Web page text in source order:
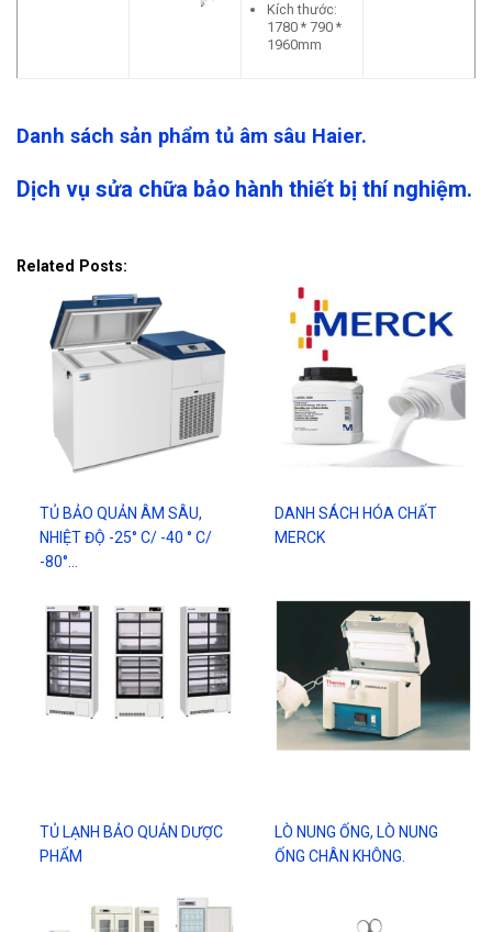
Kích thước:
1780 * 790 *
1960mm
Danh sách sản phẩm tủ âm sâu Haier.
Dịch vụ sửa chữa bảo hành thiết bị thí nghiệm.
Related Posts:
TỦ BẢO QUẢN ÂM SÂU,
NHIỆT ĐỘ -25° C/ -40 ° C/
-80°…
DANH SÁCH HÓA CHẤT
MERCK
TỦ LẠNH BẢO QUẢN DƯỢC
PHẨM
LÒ NUNG ỐNG, LÒ NUNG
ỐNG CHÂN KHÔNG.